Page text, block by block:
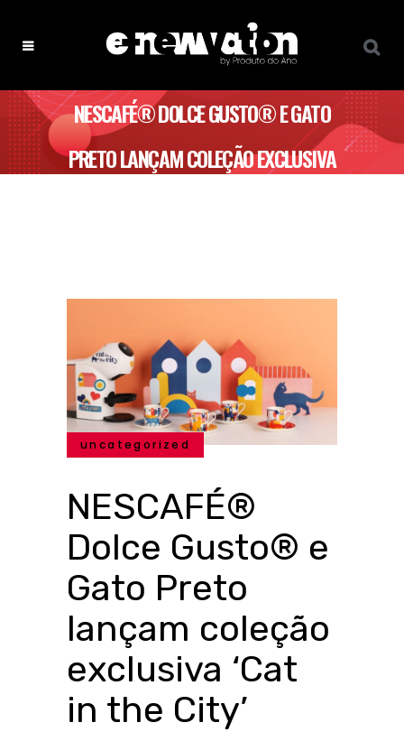
NESCAFÉ® DOLCE GUSTO® E GATO
PRETO LANÇAM COLEÇÃO EXCLUSIVA
uncategorized
NESCAFÉ®
Dolce Gusto® e
Gato Preto
lançam coleção
exclusiva ‘Cat
in the City’